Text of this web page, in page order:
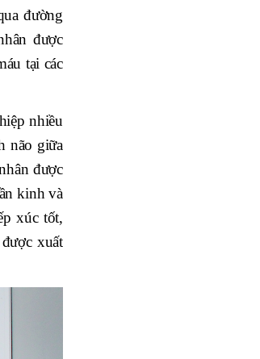
đường
được
tại các
nhiều
não giữa
được
kinh và
xúc tốt,
xuất